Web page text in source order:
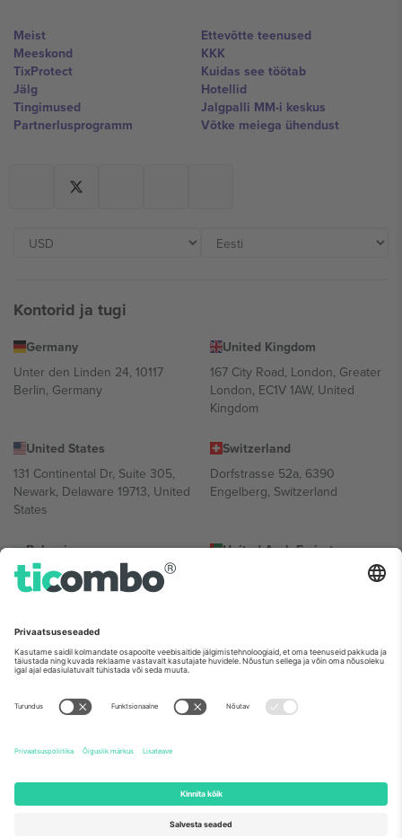
Meist
Meeskond
TixProtect
Jälg
Tingimused
Partnerlusprogramm
Ettevõtte teenused
KKK
Kuidas see töötab
Hotellid
Jalgpalli MM-i keskus
Võtke meiega ühendust
Kontorid ja tugi
Germany
Unter den Linden 24, 10117
Berlin, Germany
United Kingdom
167 City Road, London, Greater
London, EC1V 1AW, United
Kingdom
United States
131 Continental Dr, Suite 305,
Newark, Delaware 19713, United
States
Switzerland
Dorfstrasse 52a, 6390
Engelberg, Switzerland
Bulgaria
Regus Sofia City West, bul
Totleben 53-55, 1606 Sofia,
United Arab Emirates
UAE Dubai Silicon Oasis, DDP
Mexico
Av Chapultepec 360, Roma
Norte, Cuauhtémoc, 06700
Ciudad de México, CDMX,
sündmusest ja/või domeenist. Detailide jaoks vaata konkreetse
sündmuse lehte, impressumit ja tingimusi.,
2026 Ticombo. Kõik õigused kaitstud.